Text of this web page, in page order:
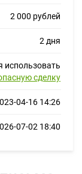
2 000 рублей
2 дня
использовать
сделку
04-16 14:26
07-02 18:40